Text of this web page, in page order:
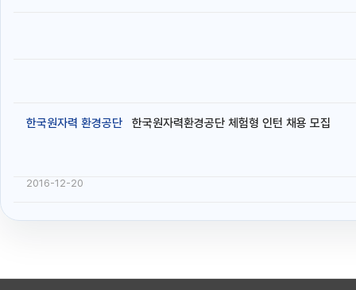
한국원자력 환경공단 한국원자력환경공단 체험형 인턴 채용 모집
2016-12-20